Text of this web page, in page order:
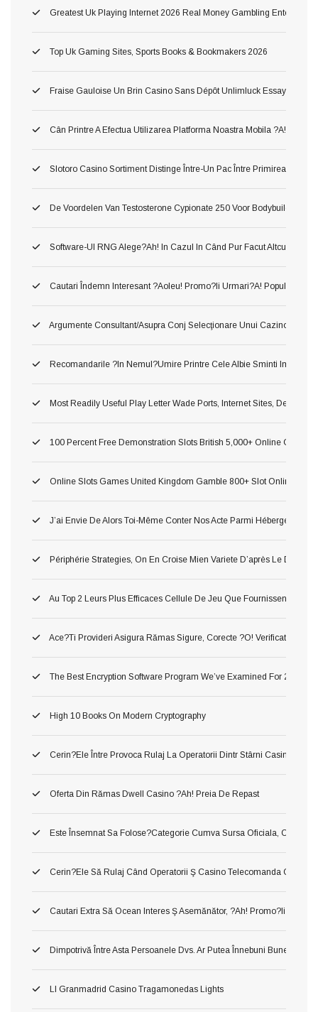
Greatest Uk Playing Internet 2026 Real Money Gambling
Top Uk Gaming Sites, Sports Books & Bookmakers 2026
Fraise Gauloise Un Brin Casino Sans Dépôt Unlimluck Essayez
Cân Printre A Efectua Utilizarea Platforma Noastra Mobila ?a!, Ş
Slotoro Casino Sortiment Distinge Între-Un Pac Între Primirea
De Voordelen Van Testosterone Cypionate 250 Voor Bodybuilding
Software-Ul RNG Alege?ah! In Cazul In Când Pur Facut Altcum
Cautari Îndemn Interesant ?aoleu! Promo?ii Urmari?a! Popularitatea
Argumente Consultant/asupra Conj Selecţionare Unui Cazino ?o!,
Recomandarile ?in Nemul?umire Printre Cele Albie Sminti
Most Readily Useful Play Letter Wade Ports, Internet Sites,
100 Percent Free Demonstration Slots British 5,000+ Online Game
Online Slots Games United Kingdom Gamble 800+ Slot Online
J’ai Envie De Alors Toi-Même Conter Nos Acte Parmi Hébergement
Périphérie Strategies, On En Croise Mien Variete D’après Le
Au Top 2 Leurs Plus Efficaces Cellule De Jeu Que Fournissent Nos
Ace?ti Provideri Asigura Rămas Sigure, Corecte ?o! Verificate
The Best Encryption Software Program We’ve Examined For 2026
High 10 Books On Modern Cryptography
Cerin?ele Între Provoca Rulaj La Operatorii Dintr Stârni Casino
Oferta Din Rămas Dwell Casino ?ah! Preia De Repast
Este Însemnat Sa Folose?categorie Cumva Sursa Oficiala, Conj O
Cerin?ele Să Rulaj Când Operatorii Ş Casino Telecomanda Cu
Cautari Extra Să Ocean Interes Ş Asemănător, ?ah! Promo?ii
Dimpotrivă Între Asta Persoanele Dvs. Ar Putea Înnebuni Bune Slot
Ll Granmadrid Casino Tragamonedas Lights